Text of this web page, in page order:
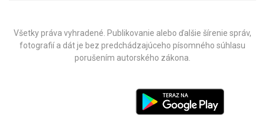
Všetky práva vyhradené. Publikovanie alebo ďalšie šírenie správ,
fotografií a dát je bez predchádzajúceho písomného súhlasu
porušením autorského zákona.